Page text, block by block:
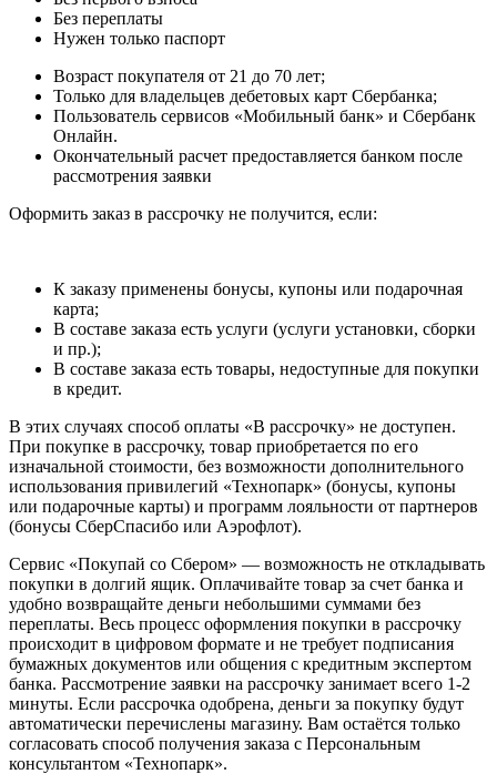
Без переплаты
Нужен только паспорт
Возраст покупателя от 21 до 70 лет;
Только для владельцев дебетовых карт Сбербанка;
Пользователь сервисов «Мобильный банк» и Сбербанк
Онлайн.
Окончательный расчет предоставляется банком после
рассмотрения заявки
Оформить заказ в рассрочку не получится, если:
К заказу применены бонусы, купоны или подарочная
карта;
В составе заказа есть услуги (услуги установки, сборки
и пр.);
В составе заказа есть товары, недоступные для покупки
в кредит.
В этих случаях способ оплаты «В рассрочку» не доступен.
При покупке в рассрочку, товар приобретается по его
изначальной стоимости, без возможности дополнительного
использования привилегий «Технопарк» (бонусы, купоны
или подарочные карты) и программ лояльности от партнеров
(бонусы СберСпасибо или Аэрофлот).
Сервис «Покупай со Сбером» — возможность не откладывать
покупки в долгий ящик. Оплачивайте товар за счет банка и
удобно возвращайте деньги небольшими суммами без
переплаты. Весь процесс оформления покупки в рассрочку
происходит в цифровом формате и не требует подписания
бумажных документов или общения с кредитным экспертом
банка. Рассмотрение заявки на рассрочку занимает всего 1-2
минуты. Если рассрочка одобрена, деньги за покупку будут
автоматически перечислены магазину. Вам остаётся только
согласовать способ получения заказа с Персональным
консультантом «Технопарк».